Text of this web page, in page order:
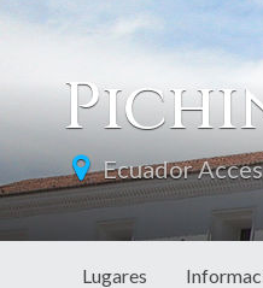
Ecuador
Lugares